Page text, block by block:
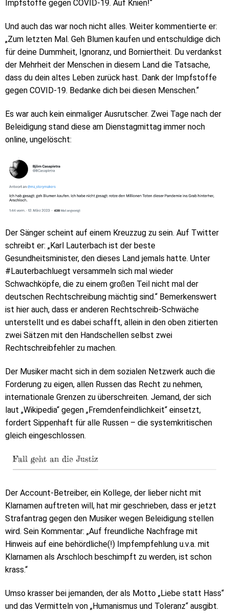
Impfstoffe gegen COVID-19. Auf Knien!“
Und auch das war noch nicht alles. Weiter kommentierte er:
„Zum letzten Mal. Geh Blumen kaufen und entschuldige dich
für deine Dummheit, Ignoranz, und Borniertheit. Du verdankst
der Mehrheit der Menschen in diesem Land die Tatsache,
dass du dein altes Leben zurück hast. Dank der Impfstoffe
gegen COVID-19. Bedanke dich bei diesen Menschen.“
Es war auch kein einmaliger Ausrutscher. Zwei Tage nach der
Beleidigung stand diese am Dienstagmittag immer noch
online, ungelöscht:
Der Sänger scheint auf einem Kreuzzug zu sein. Auf Twitter
schreibt er: „Karl Lauterbach ist der beste
Gesundheitsminister, den dieses Land jemals hatte. Unter
#Lauterbachluegt versammeln sich mal wieder
Schwachköpfe, die zu einem großen Teil nicht mal der
deutschen Rechtschreibung mächtig sind.“ Bemerkenswert
ist hier auch, dass er anderen Rechtschreib-Schwäche
unterstellt und es dabei schafft, allein in den oben zitierten
zwei Sätzen mit den Handschellen selbst zwei
Rechtschreibfehler zu machen.
Der Musiker macht sich in dem sozialen Netzwerk auch die
Forderung zu eigen, allen Russen das Recht zu nehmen,
internationale Grenzen zu überschreiten. Jemand, der sich
laut „Wikipedia“ gegen „Fremdenfeindlichkeit“ einsetzt,
fordert Sippenhaft für alle Russen – die systemkritischen
gleich eingeschlossen.
Fall geht an die Justiz
Der Account-Betreiber, ein Kollege, der lieber nicht mit
Klarnamen auftreten will, hat mir geschrieben, dass er jetzt
Strafantrag gegen den Musiker wegen Beleidigung stellen
wird. Sein Kommentar: „Auf freundliche Nachfrage mit
Hinweis auf eine behördliche(!) Impfempfehlung u.v.a. mit
Klarnamen als Arschloch beschimpft zu werden, ist schon
krass.“
Umso krasser bei jemanden, der als Motto „Liebe statt Hass“
und das Vermitteln von „Humanismus und Toleranz“ ausgibt.